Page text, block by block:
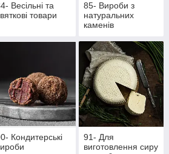
Весільні та
товари
85- Вироби з
натуральних
каменів
Кондитерські
91- Для
виготовлення сиру